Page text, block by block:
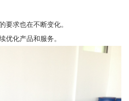
要求也在不断变化。
优化产品和服务。